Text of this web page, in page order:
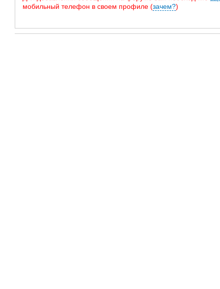
мобильный телефон в своем профиле (зачем?)